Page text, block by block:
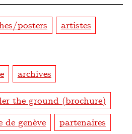
posters
artistes
archives
the ground (brochure)
genève
partenaires